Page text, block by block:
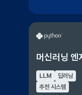
머신러닝 엔
LLM
딥러닝
추천 시스템